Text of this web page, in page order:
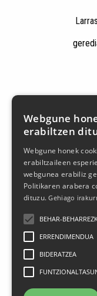
Webgune
erabiltzen
Webgune honek
erabiltzaileen
webgunea erabiliz
Politikaren arabera
dituzu.Gehiago
BEHAR-
ERRENDIMENDUA
BIDERATZEA